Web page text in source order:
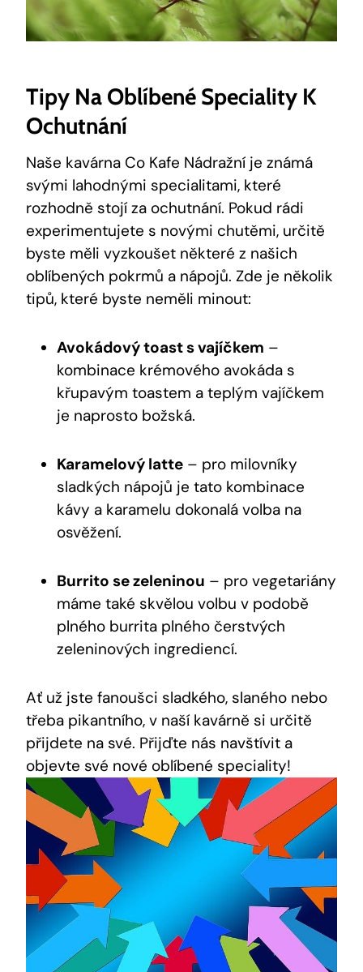
Tipy Na Oblíbené Speciality K
Ochutnání
Naše kavárna Co Kafe Nádražní je známá
svými lahodnými specialitami, které
rozhodně stojí za ochutnání. Pokud rádi
experimentujete s novými chutěmi, určitě
byste měli vyzkoušet některé z našich
oblíbených pokrmů a nápojů. Zde je několik
tipů, které byste neměli minout:
Avokádový toast s vajíčkem –
kombinace krémového avokáda s
křupavým toastem a teplým vajíčkem
je naprosto božská.
Karamelový latte – pro milovníky
sladkých nápojů je tato kombinace
kávy a karamelu dokonalá volba na
osvěžení.
Burrito se zeleninou – pro vegetariány
máme také skvělou volbu v podobě
plného burrita plného čerstvých
zeleninových ingrediencí.
Ať už jste fanoušci sladkého, slaného nebo
třeba pikantního, v naší kavárně si určitě
přijdete na své. Přijďte nás navštívit a
objevte své nové oblíbené speciality!